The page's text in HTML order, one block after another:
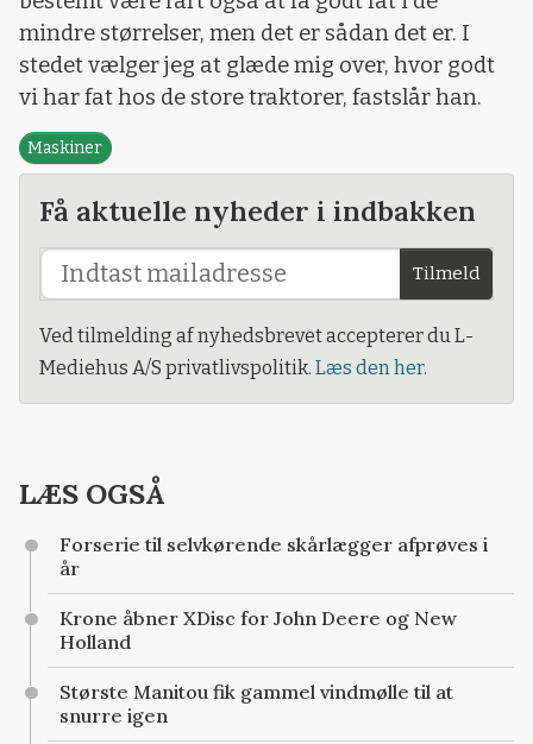
mindre størrelser, men det er sådan det er. I
stedet vælger jeg at glæde mig over, hvor godt
vi har fat hos de store traktorer, fastslår han.
Maskiner
Få aktuelle nyheder i indbakken
Tilmeld
Ved tilmelding af nyhedsbrevet accepterer du L-
Mediehus A/S privatlivspolitik. Læs den her.
LÆS OGSÅ
Forserie til selvkørende skårlægger afprøves i
år
Krone åbner XDisc for John Deere og New
Holland
Største Manitou fik gammel vindmølle til at
snurre igen